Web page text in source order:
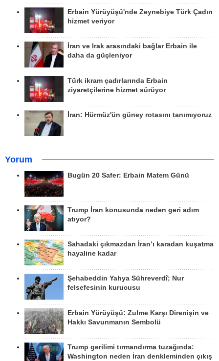
Erbain Yürüyüşü'nde Zeynebiye Türk Çadırı
hizmet veriyor
İran ve Irak arasındaki bağlar Erbain ile
daha da güçleniyor
Türk ikram çadırlarında Erbain
ziyaretçilerine hizmet sürüyor
İran: Hürmüz'ün güney rotasını tanımıyoruz
Yorum
Bugün 20 Safer: Erbain Matem Günü
Trump İran konusunda neden geri adım
atıyor?
Sahadaki çıkmazdan İran’ı karadan kuşatma
hayaline kadar
Şehabeddin Yahya Sühreverdî; Nur
felsefesinin kurucusu
Erbain Yürüyüşü: Zulme Karşı Direnişin ve
Hakkı Savunmanın Sembolü
Trump gerilimi tırmandırma tuzağında:
Washington neden İran denkleminden çıkış